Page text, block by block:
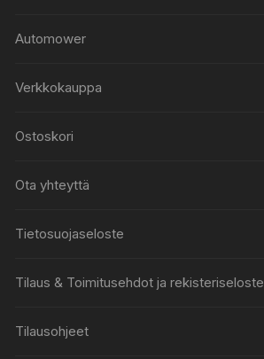
Automower
Verkkokauppa
Ostoskori
Ota yhteyttä
Tietosuojaseloste
Tilaus & Toimitusehdot ja rekisteriseloste
Tilausohjeet